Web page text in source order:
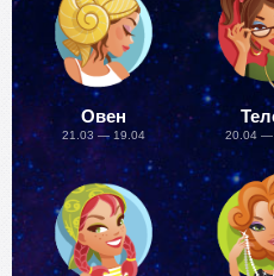
Овен
21.03 — 19.04 20.04 —